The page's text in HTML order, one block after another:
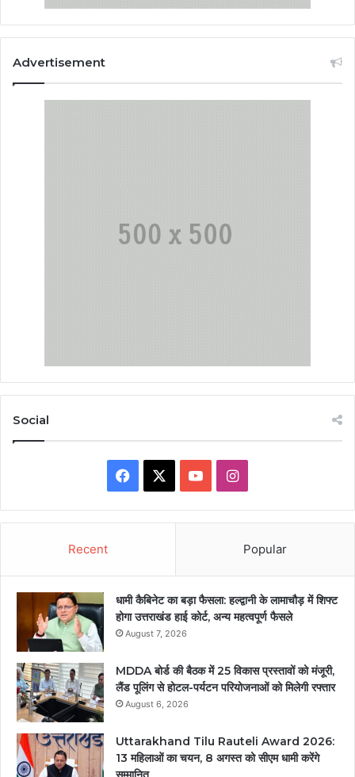
Advertisement
Social
Facebook YouTubeInstagram
Recent Popular
धामी कैबिनेट का बड़ा फैसला: हल्द्वानी के लामाचौड़ में शिफ्ट
होगा उत्तराखंड हाई कोर्ट, अन्य महत्वपूर्ण फैसले
August 7, 2026
MDDA बोर्ड की बैठक में 25 विकास प्रस्तावों को मंजूरी,
लैंड पूलिंग से होटल-पर्यटन परियोजनाओं को मिलेगी रफ्तार
August 6, 2026
Uttarakhand Tilu Rauteli Award 2026:
13 महिलाओं का चयन, 8 अगस्त को सीएम धामी करेंगे